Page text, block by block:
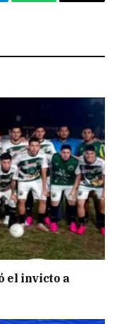
el invicto a